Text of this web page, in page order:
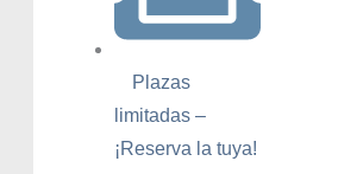
Plazas
limitadas –
¡Reserva la tuya!